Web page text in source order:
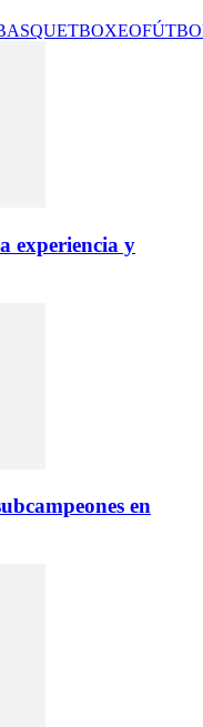
BOXEO
experiencia y
en